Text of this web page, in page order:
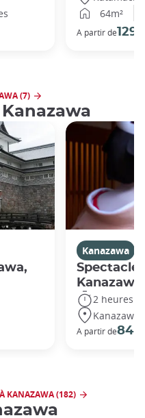
64m²
A partir de129
(7)
Kanazawa
Spectacle
Kanazawa
2 heures
Kanazawa
A partir de84
KANAZAWA (182)